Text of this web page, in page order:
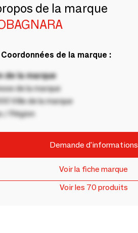
de la marque
Coordonnées de la marque :
de la marque
de la marque
Ville de la marque
/ Région
Demande d'informations
Voir la fiche marque
Voir les 70 produits